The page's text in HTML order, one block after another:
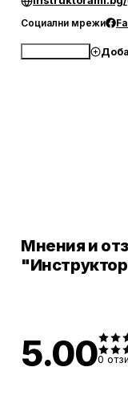
Социални мрежи
Мнения и
5.000